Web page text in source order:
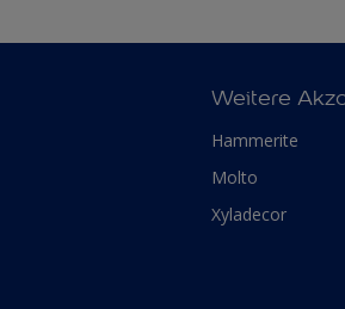
Weitere
Hammerite
Molto
Xyladecor